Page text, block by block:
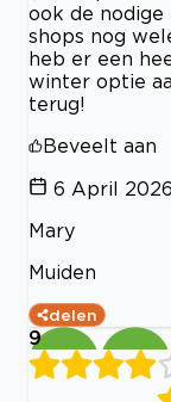
ook de nodige
shops nog
heb er een
winter optie
terug!
Beveelt aan
6 April 2026
Mary
Muiden
delen
9